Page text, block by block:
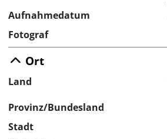
Aufnahmedatum
Fotograf
Ort
Land
Provinz/Bundesland
Stadt